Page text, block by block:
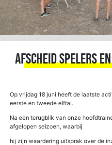
Afscheid spelers
Op vrijdag 18 juni heeft de laatste
eerste en tweede elftal.
Na een terugblik van onze
afgelopen seizoen, waarbij
hij zijn waardering uitsprak over de